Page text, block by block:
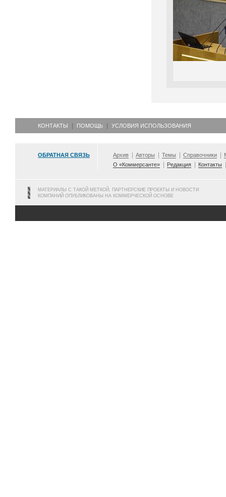
КОНТАКТЫ ПОМОЩЬ УСЛОВИЯ ИСПОЛЬЗОВАНИЯ
ОБРАТНАЯ СВЯЗЬ Архив Авторы Темы Справочники
О «Коммерсанте»
Редакция Контакты
МАТЕРИАЛЫ С ТАКОЙ МЕТКОЙ, ПАРТНЕРСКИЕ ПРОЕКТЫ И НОВОСТИ
КОМПАНИЙ ОПУБЛИКОВАНЫ НА КОММЕРЧЕСКОЙ ОСНОВЕ